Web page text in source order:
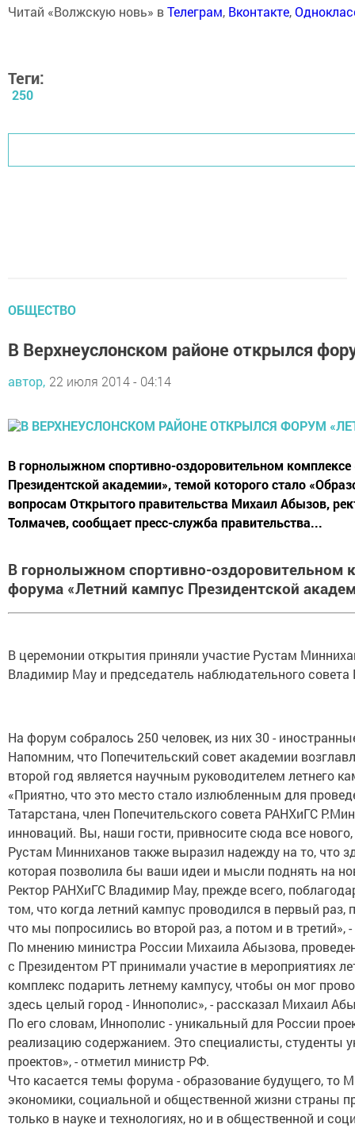
Читай «Волжскую новь» вТелеграм, Вконтакте,
Теги:
250
ОБЩЕСТВО
В Верхнеуслонском районе открылся
автор, 22 июля 2014 - 04:14
В горнолыжном спортивно-оздоровительном
Президентской академии», темой которого стало
вопросам Открытого правительства Михаил Абызов,
Толмачев, сообщает пресс-служба правительства...
В горнолыжном спортивно-оздоровительном
форума «Летний кампус Президентской
В церемонии открытия приняли участие Рустам
Владимир Мау и председатель наблюдательного
На форум собралось 250 человек, из них 30 -
Напомним, что Попечительский совет академии
второй год является научным руководителем летнего
«Приятно, что это место стало излюбленным для
Татарстана, член Попечительского совета РАНХиГС
инноваций. Вы, наши гости, привносите сюда все
Рустам Минниханов также выразил надежду на то, что
которая позволила бы ваши идеи и мысли поднять на
Ректор РАНХиГС Владимир Мау, прежде всего,
том, что когда летний кампус проводился в первый
что мы попросились во второй раз, а потом и в
По мнению министра России Михаила Абызова,
с Президентом РТ принимали участие в мероприятиях
комплекс подарить летнему кампусу, чтобы он мог
здесь целый город - Иннополис», - рассказал Михаил
По его словам, Иннополис - уникальный для России
реализацию содержанием. Это специалисты, студенты
проектов», - отметил министр РФ.
Что касается темы форума - образование будущего, то
экономики, социальной и общественной жизни страны
только в науке и технологиях, но и в общественной и